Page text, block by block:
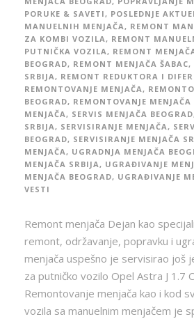
PORUKE & SAVETI, POSLEDNJE
MANUELNIH MENJAČA, REMONT
ZA KOMBI VOZILA, REMONT
PUTNIČKA VOZILA, REMONT
BEOGRAD, REMONT MENJAČA ŠABAC,
SRBIJA, REMONT REDUKTORA I
REMONTOVANJE MENJAČA,
BEOGRAD, REMONTOVANJE MENJAČA
MENJAČA, SERVIS MENJAČA BEOGRAD
SRBIJA, SERVISIRANJE MENJAČA,
BEOGRAD, SERVISIRANJE MENJAČA
MENJAČA, UGRADNJA MENJAČA
MENJAČA SRBIJA, UGRAĐIVANJE
MENJAČA BEOGRAD, UGRAĐIVANJE
VESTI
Remont menjača Dejan kao
remont, održavanje, popravku i
menjača uspešno je servisirao još
za putničko vozilo Opel Astra J 1.7
Remontovanje menjača kao i kod
vozila sa manuelnim menjačem je